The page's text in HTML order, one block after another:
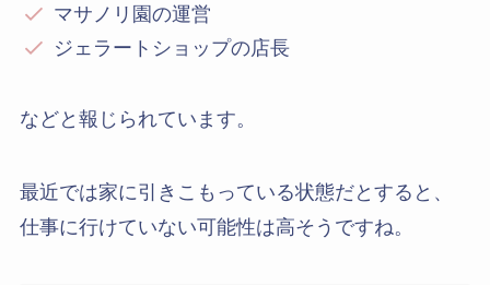
マサノリ園の運営
ジェラートショップの店長
などと報じられています。
最近では家に引きこもっている状態だとすると、
仕事に行けていない可能性は高そうですね。